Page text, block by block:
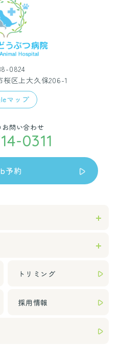
0824
区上大久保206-1
マップ
問い合わせ
0311
予約
トリミング
採用情報